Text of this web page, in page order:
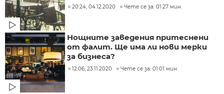
20:24, 04.12.2020 Чете се за: 01:27 мин.
Нощните заведения притеснени
от фалит. Ще има ли нови мерки
за бизнеса?
12:06, 23.11.2020 Чете се за: 01:01 мин.